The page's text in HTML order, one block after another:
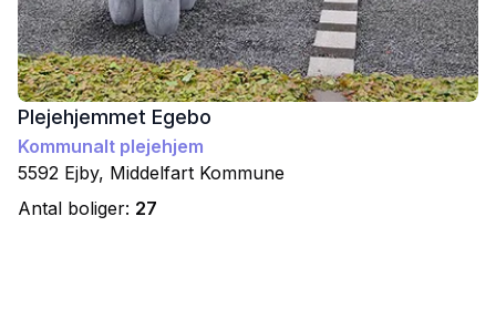
Plejehjemmet Egebo
Kommunalt plejehjem
5592 Ejby, Middelfart Kommune
Antal boliger: 27